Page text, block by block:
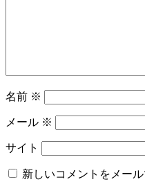
物
務
和〜
っ
名前 ※
メール ※
サイト
新しいコメントをメー